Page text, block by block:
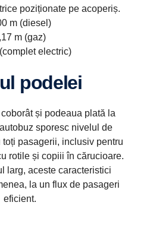
poziționate pe acoperiș.
m (diesel)
m (gaz)
electric)
podelei
și podeaua plată la
sporesc nivelul de
pasagerii, inclusiv pentru
rotile și copiii în cărucioare.
larg, aceste caracteristici
la un flux de pasageri
eficient.